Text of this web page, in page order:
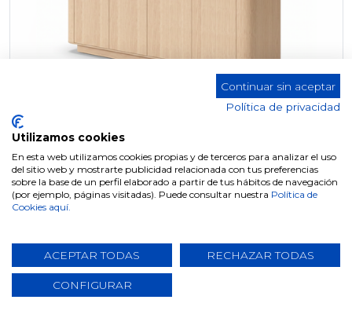
APARADOR W-700 MARSELLA
Continuar sin aceptar
Política de privacidad
Utilizamos cookies
En esta web utilizamos cookies propias y de terceros para analizar el uso
del sitio web y mostrarte publicidad relacionada con tus preferencias
sobre la base de un perfil elaborado a partir de tus hábitos de navegación
(por ejemplo, páginas visitadas). Puede consultar nuestra Política de
Cookies aquí.
ACEPTAR TODAS RECHAZAR TODAS
CONFIGURAR